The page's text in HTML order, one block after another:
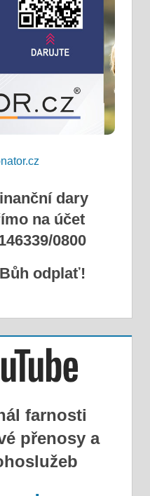
dary
na účet
0800
odplať!
farnosti
přenosy a